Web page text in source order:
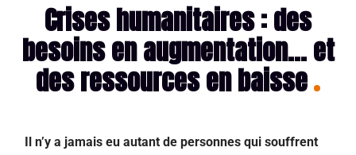
Crises humanitaires : des
besoins en augmentation... et
des ressources en baisse
Il n’y a jamais eu autant de personnes qui souffrent